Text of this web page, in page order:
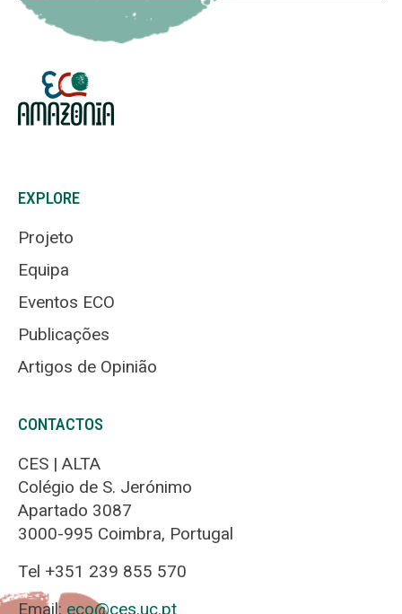
EXPLORE
Projeto
Equipa
Eventos ECO
Publicações
Artigos de Opinião
CONTACTOS
CES | ALTA
Colégio de S. Jerónimo
Apartado 3087
3000-995 Coimbra, Portugal
Tel +351 239 855 570
Email: eco@ces.uc.pt